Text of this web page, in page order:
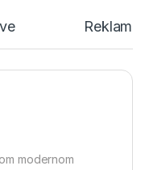
modernom